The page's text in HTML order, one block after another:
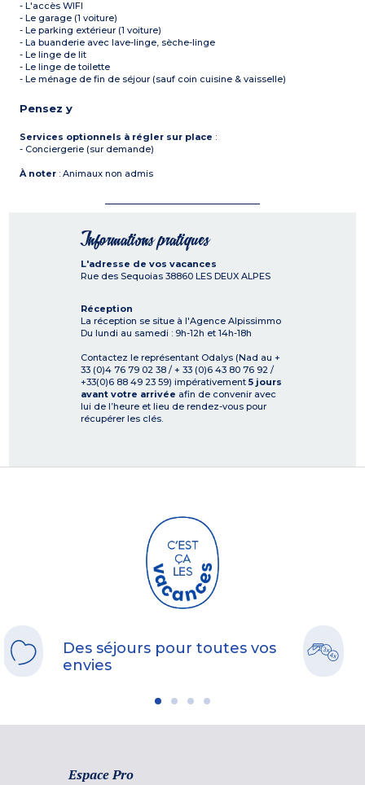
- L'accès WIFI
- Le garage (1 voiture)
- Le parking extérieur (1 voiture)
- La buanderie avec lave-linge, sèche-linge
- Le linge de lit
- Le linge de toilette
- Le ménage de fin de séjour (sauf coin cuisine & vaisselle)
Pensez y
Services optionnels à régler sur place :
- Conciergerie (sur demande)
À noter : Animaux non admis
Informations pratiques
L'adresse de vos vacances
Rue des Sequoias 38860 LES DEUX ALPES
Réception
La réception se situe à l'Agence Alpissimmo
Du lundi au samedi : 9h-12h et 14h-18h
Contactez le représentant Odalys (Nad au +
33 (0)4 76 79 02 38 / + 33 (0)6 43 80 76 92 /
+33(0)6 88 49 23 59) impérativement 5 jours
avant votre arrivée afin de convenir avec
lui de l’heure et lieu de rendez-vous pour
récupérer les clés.
Des séjours pour toutes vos
envies
Espace Pro